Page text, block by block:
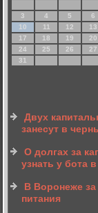
3
4 5 6
10
11 12 13
17
18 19 20
24
25 26 27
31
Двух
занесут в
О долгах за
узнать у бота
В Воронеже за
питания